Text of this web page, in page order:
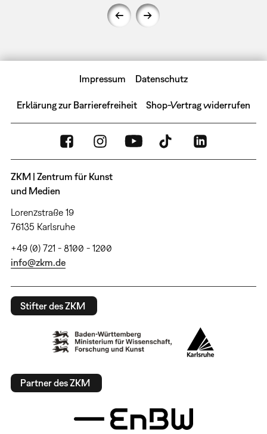
Impressum Datenschutz
Erklärung zur Barrierefreiheit Shop-Vertrag widerrufen
ZKM | Zentrum für Kunst
und Medien
Lorenzstraße 19
76135 Karlsruhe
+49 (0) 721 - 8100 - 1200
info@zkm.de
Stifter des ZKM
Partner des ZKM